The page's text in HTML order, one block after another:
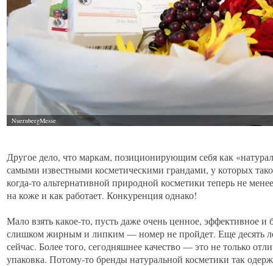
Другое дело, что маркам, позиционирующим себя как
самыми известными косметическими грандами, у которых
когда-то альтернативной природной косметики теперь не
на коже и как работает. Конкуренция однако!
Мало взять какое-то, пусть даже очень ценное, эффективное и
слишком жирным и липким — номер не пройдет. Еще десять
сейчас. Более того, сегодняшнее качество — это не только
упаковка. Потому-то бренды натуральной косметики так